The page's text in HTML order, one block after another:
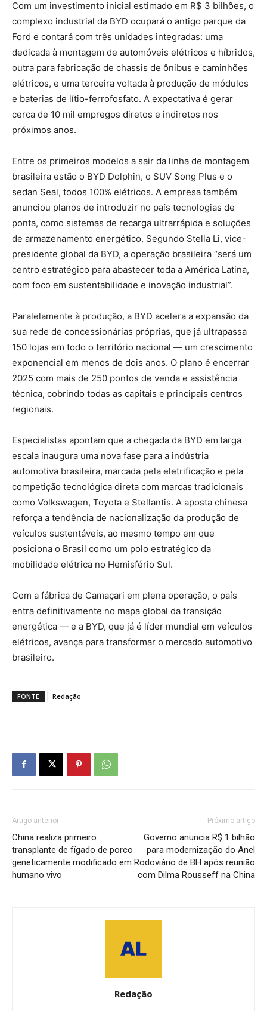
Com um investimento inicial estimado em R$ 3 bilhões, o
complexo industrial da BYD ocupará o antigo parque da
Ford e contará com três unidades integradas: uma
dedicada à montagem de automóveis elétricos e híbridos,
outra para fabricação de chassis de ônibus e caminhões
elétricos, e uma terceira voltada à produção de módulos
e baterias de lítio-ferrofosfato. A expectativa é gerar
cerca de 10 mil empregos diretos e indiretos nos
próximos anos.
Entre os primeiros modelos a sair da linha de montagem
brasileira estão o BYD Dolphin, o SUV Song Plus e o
sedan Seal, todos 100% elétricos. A empresa também
anunciou planos de introduzir no país tecnologias de
ponta, como sistemas de recarga ultrarrápida e soluções
de armazenamento energético. Segundo Stella Li, vice-
presidente global da BYD, a operação brasileira “será um
centro estratégico para abastecer toda a América Latina,
com foco em sustentabilidade e inovação industrial”.
Paralelamente à produção, a BYD acelera a expansão da
sua rede de concessionárias próprias, que já ultrapassa
150 lojas em todo o território nacional — um crescimento
exponencial em menos de dois anos. O plano é encerrar
2025 com mais de 250 pontos de venda e assistência
técnica, cobrindo todas as capitais e principais centros
regionais.
Especialistas apontam que a chegada da BYD em larga
escala inaugura uma nova fase para a indústria
automotiva brasileira, marcada pela eletrificação e pela
competição tecnológica direta com marcas tradicionais
como Volkswagen, Toyota e Stellantis. A aposta chinesa
reforça a tendência de nacionalização da produção de
veículos sustentáveis, ao mesmo tempo em que
posiciona o Brasil como um polo estratégico da
mobilidade elétrica no Hemisfério Sul.
Com a fábrica de Camaçari em plena operação, o país
entra definitivamente no mapa global da transição
energética — e a BYD, que já é líder mundial em veículos
elétricos, avança para transformar o mercado automotivo
brasileiro.
FONTE Redação
Artigo anterior
China realiza primeiro
transplante de fígado de porco
geneticamente modificado em
humano vivo
Próximo artigo
Governo anuncia R$ 1 bilhão
para modernização do Anel
Rodoviário de BH após reunião
com Dilma Rousseff na China
Redação